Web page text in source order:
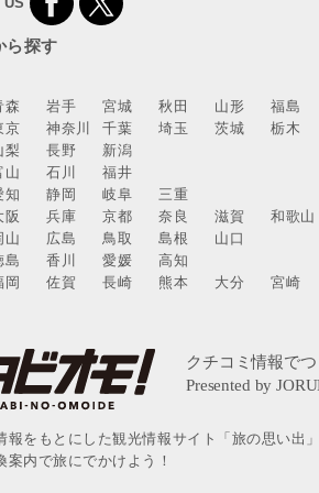
ら探す
森 岩手 宮城 秋田 山形
福島
京 神奈川 千葉 埼玉 茨城
栃木
梨 長野
新潟
山 石川
福井
知 静岡 岐阜
三重
阪 兵庫 京都 奈良 滋賀
和歌山
山 広島 鳥取 島根
山口
島 香川 愛媛
高知
岡 佐賀 長崎 熊本 大分
宮崎
報をもとにした観光情報サイト「旅の思い出
案内で旅にでかけよう！